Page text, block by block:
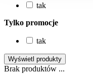
tak
Tylko promocje
tak
Brak produktów ...